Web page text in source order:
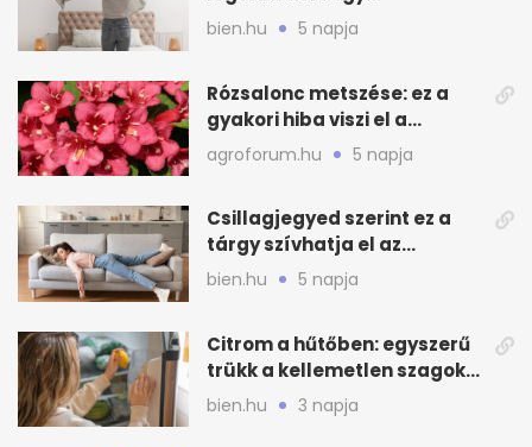
mélytisztítsd otthon
bien.hu 5 napja
Rózsalonc metszése: ez a
gyakori hiba viszi el a
virágzást
agroforum.hu 5 napja
Csillagjegyed szerint ez a
tárgy szívhatja el az
otthonod energiáját
bien.hu 5 napja
Citrom a hűtőben: egyszerű
trükk a kellemetlen szagok
ellen
bien.hu 3 napja